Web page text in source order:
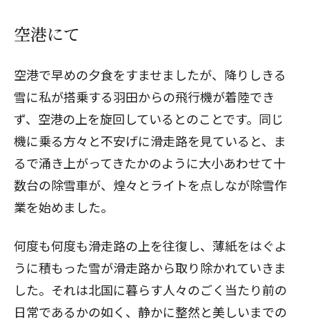
空港にて
空港で早めの夕食をすませましたが、降りしきる
雪に私が搭乗する羽田からの飛行機が着陸でき
ず、空港の上を旋回しているとのことです。同じ
機に乗る方々と不安げに滑走路を見ていると、ま
るで涌き上がってきたかのように大小あわせて十
数台の除雪車が、煌々とライトを点しなが除雪作
業を始めました。
何度も何度も滑走路の上を往復し、薄紙をはぐよ
うに積もった雪が滑走路から取り除かれていきま
した。それは北国に暮らす人々のごく当たり前の
日常であるかの如く、静かに整然と美しいまでの